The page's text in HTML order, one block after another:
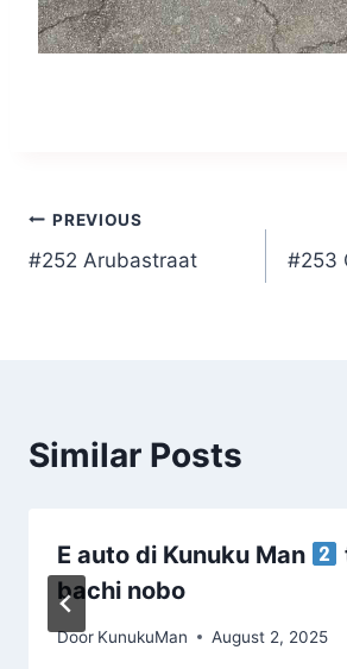
Post
navigation
PREVIOUS
#252 Arubastraat
#253
Similar Posts
E auto di Kunuku Man
bachi nobo
Door KunukuMan August 2, 2025